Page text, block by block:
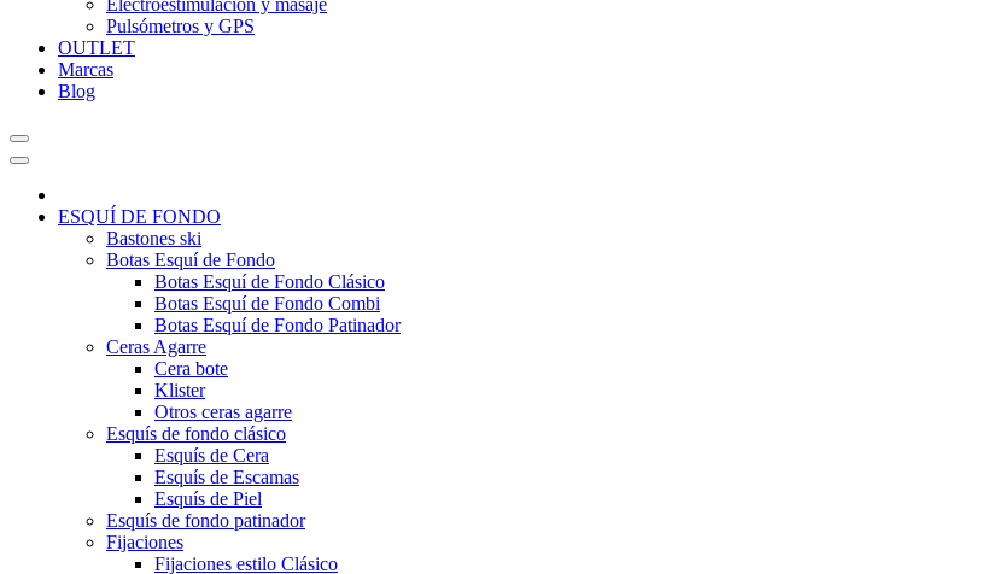
Electroestimulación y masaje
Pulsómetros y GPS
OUTLET
Marcas
Blog
ESQUÍ DE FONDO
Bastones ski
Botas Esquí de Fondo
Botas Esquí de Fondo Clásico
Botas Esquí de Fondo Combi
Botas Esquí de Fondo Patinador
Ceras Agarre
Cera bote
Klister
Otros ceras agarre
Esquís de fondo clásico
Esquís de Cera
Esquís de Escamas
Esquís de Piel
Esquís de fondo patinador
Fijaciones
Fijaciones estilo Clásico